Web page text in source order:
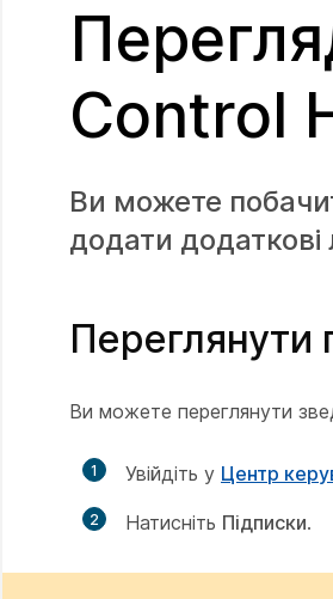
Control
Ви можете
додати додаткові
Переглянути
Ви можете переглянути
1 Увійдіть у Центр
2 Натисніть Підписки.